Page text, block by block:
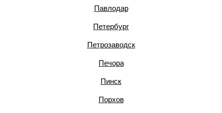
Павлодар
Петербург
Петрозаводск
Печора
Пинск
Порхов